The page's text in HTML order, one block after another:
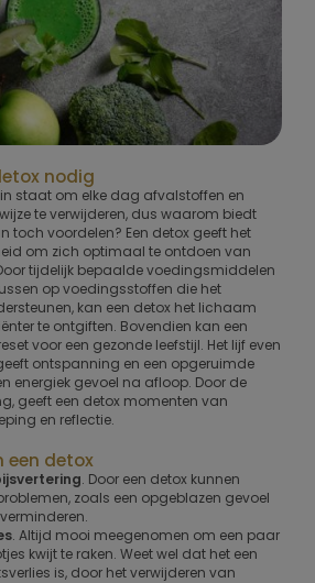
nodig
staat om elke dag afvalstoffen en
te verwijderen, dus waarom biedt
toch voordelen? Een detox geeft het
om zich optimaal te ontdoen van
tijdelijk bepaalde voedingsmiddelen
op voedingsstoffen die het
kan een detox het lichaam
te ontgiften. Bovendien kan een
voor een gezonde leefstijl. Het lijf even
ontspanning en een opgeruimde
energiek gevoel na afloop. Door de
geeft een detox momenten van
en reflectie.
een detox
. Door een detox kunnen
zoals een opgeblazen gevoel
. Altijd mooi meegenomen om een paar
kwijt te raken. Weet wel dat het een
is, door het verwijderen van